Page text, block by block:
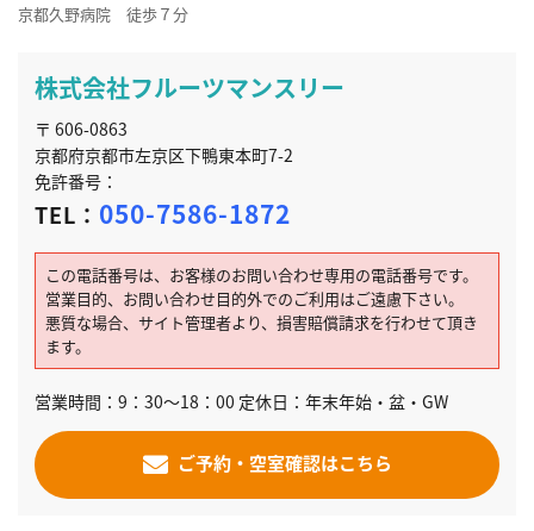
京都久野病院 徒歩７分
株式会社フルーツマンスリー
〒 606-0863
京都府京都市左京区下鴨東本町7-2
免許番号：
TEL： 050-7586-1872
この電話番号は、お客様のお問い合わせ専用の電話番号です。
営業目的、お問い合わせ目的外でのご利用はご遠慮下さい。
悪質な場合、サイト管理者より、損害賠償請求を行わせて頂き
ます。
営業時間：9：30～18：00 定休日：年末年始・盆・GW
ご予約・空室確認はこちら